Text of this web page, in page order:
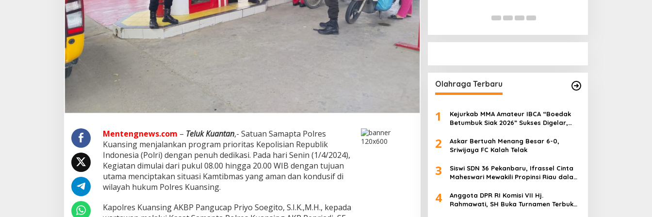
a
n
S
a
m
e
K
u
n
s
i
n
e
Mentengnews.com – Teluk Kuantan,- Satuan Samapta Polres
Kuansing menjalankan program prioritas Kepolisian Republik
Indonesia (Polri) dengan penuh dedikasi. Pada hari Senin (1/4/2024),
Kegiatan dimulai dari pukul 08.00 hingga 20.00 WIB dengan tujuan
utama menciptakan situasi Kamtibmas yang aman dan kondusif di
wilayah hukum Polres Kuansing.
Kapolres Kuansing AKBP Pangucap Priyo Soegito, S.I.K.,M.H., kepada
Olahraga Terbaru
1
Kejurkab MMA Amateur IBCA “Boedak
Betumbuk Siak 2026” Sukses Digelar,
2
Askar Bertuah Menang Besar 6-0,
Sriwijaya FC Kalah Telak
3
Siswi SDN 36 Pekanbaru, Ifrassel Cinta
Maheswari Mewakili Propinsi Riau dalam
Senam Putri
4
Anggota DPR RI Komisi VII Hj.
Rahmawati, SH Buka Turnamen Terbuka